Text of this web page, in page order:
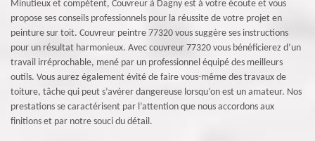
Minutieux et compétent, Couvreur à Dagny est à votre écoute et vous
propose ses conseils professionnels pour la réussite de votre projet en
peinture sur toit. Couvreur peintre 77320 vous suggère ses instructions
pour un résultat harmonieux. Avec couvreur 77320 vous bénéficierez d’un
travail irréprochable, mené par un professionnel équipé des meilleurs
outils. Vous aurez également évité de faire vous-même des travaux de
toiture, tâche qui peut s’avérer dangereuse lorsqu’on est un amateur. Nos
prestations se caractérisent par l’attention que nous accordons aux
finitions et par notre souci du détail.